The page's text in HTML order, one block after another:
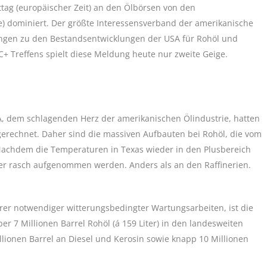
(europäischer Zeit) an den Ölbörsen von den
dominiert. Der größte Interessensverband der amerikanische
zu den Bestandsentwicklungen der USA für Rohöl und
Treffens spielt diese Meldung heute nur zweite Geige.
dem schlagenden Herz der amerikanischen Ölindustrie, hatten
Daher sind die massiven Aufbauten bei Rohöl, die vom
die Temperaturen in Texas wieder in den Plusbereich
aufgenommen werden. Anders als an den Raffinerien.
notwendiger witterungsbedingter Wartungsarbeiten, ist die
7 Millionen Barrel Rohöl (á 159 Liter) in den landesweiten
Barrel an Diesel und Kerosin sowie knapp 10 Millionen